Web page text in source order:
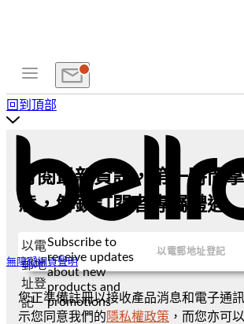
無障礙網頁聲明
回到頂部
訂閱最新資訊，第一時間
態，解鎖訂閱者專屬禮遇
以電
郵地
址登
記
Subscribe to
receive updates
about new
products and
promotions
您正準備註冊以接收產品消息和電子通
示您同意我們的 隱私權政策 ，而您亦可